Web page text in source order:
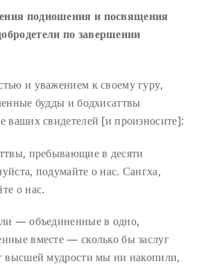
подношения и посвящения
по завершении
и уважением к своему гуру,
будды и бодхисаттвы
ваших свидетелей [и произносите]:
пребывающие в десяти
подумайте о нас. Сангха,
о нас.
— объединенные в одно,
вместе — сколько бы заслуг
высшей мудрости мы ни накопили,